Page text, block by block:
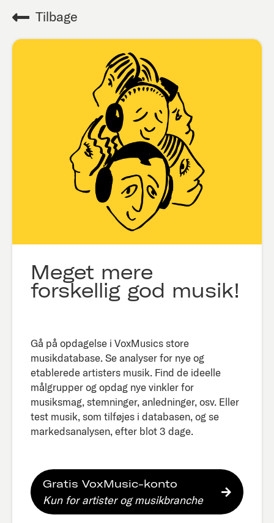
Tilbage
Meget mere
forskellig god musik!
Gå på opdagelse i VoxMusics store
musikdatabase. Se analyser for nye og
etablerede artisters musik. Find de ideelle
målgrupper og opdag nye vinkler for
musiksmag, stemninger, anledninger, osv. Eller
test musik, som tilføjes i databasen, og se
markedsanalysen, efter blot 3 dage.​
Gratis VoxMusic-konto
Kun for artister og musikbranche